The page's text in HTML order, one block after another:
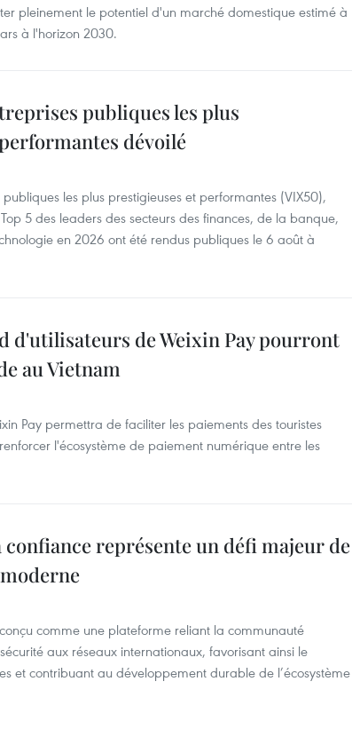
pleinement le potentiel d'un marché domestique estimé à
à l'horizon 2030.
publiques les plus
dévoilé
les plus prestigieuses et performantes (VIX50),
5 des leaders des secteurs des finances, de la banque,
en 2026 ont été rendus publiques le 6 août à
d'utilisateurs de Weixin Pay pourront
au Vietnam
Pay permettra de faciliter les paiements des touristes
l'écosystème de paiement numérique entre les
confiance représente un défi majeur de
comme une plateforme reliant la communauté
aux réseaux internationaux, favorisant ainsi le
et contribuant au développement durable de l’écosystème